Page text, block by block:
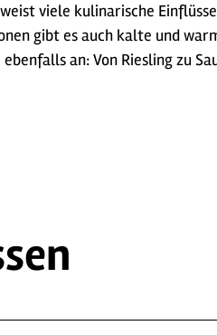
viele kulinarische
gibt es auch kalte und
an: Von Riesling zu